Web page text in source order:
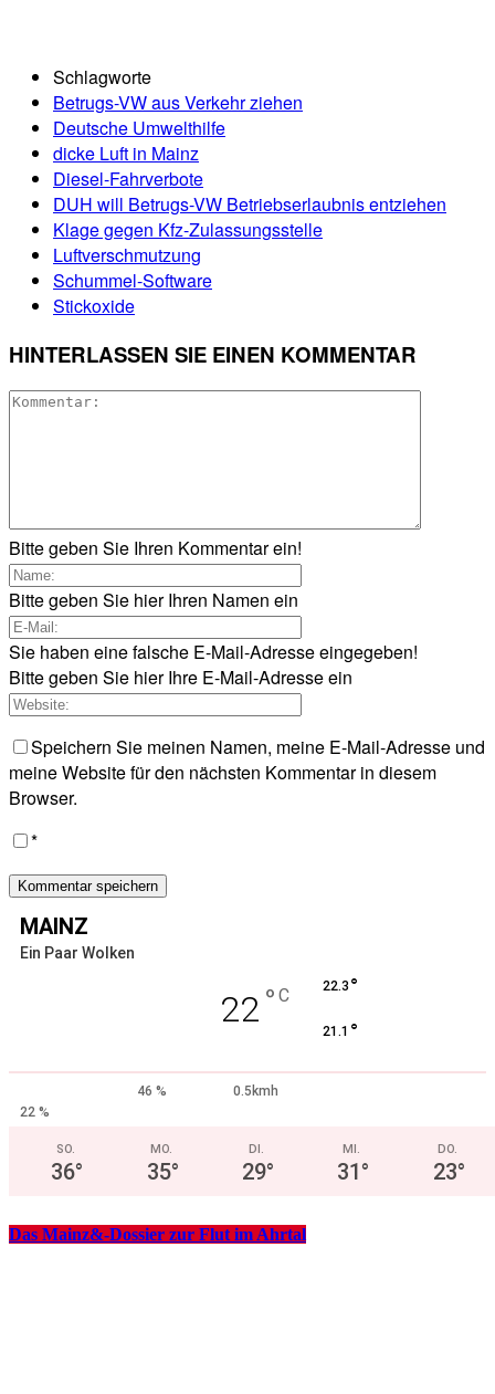
Schlagworte
Betrugs-VW aus Verkehr ziehen
Deutsche Umwelthilfe
dicke Luft in Mainz
Diesel-Fahrverbote
DUH will Betrugs-VW Betriebserlaubnis entziehen
Klage gegen Kfz-Zulassungsstelle
Luftverschmutzung
Schummel-Software
Stickoxide
HINTERLASSEN SIE EINEN KOMMENTAR
Bitte geben Sie Ihren Kommentar ein!
Bitte geben Sie hier Ihren Namen ein
Sie haben eine falsche E-Mail-Adresse eingegeben!
Bitte geben Sie hier Ihre E-Mail-Adresse ein
Speichern Sie meinen Namen, meine E-Mail-Adresse und
meine Website für den nächsten Kommentar in diesem
Browser.
*
MAINZ
Ein Paar Wolken
22 ° C 22.3 °
21.1 °
46 %
0.5kmh
22 %
SO.
36°
MO.
35°
DI.
29°
MI.
31°
DO.
23°
Das Mainz&-Dossier zur Flut im Ahrtal